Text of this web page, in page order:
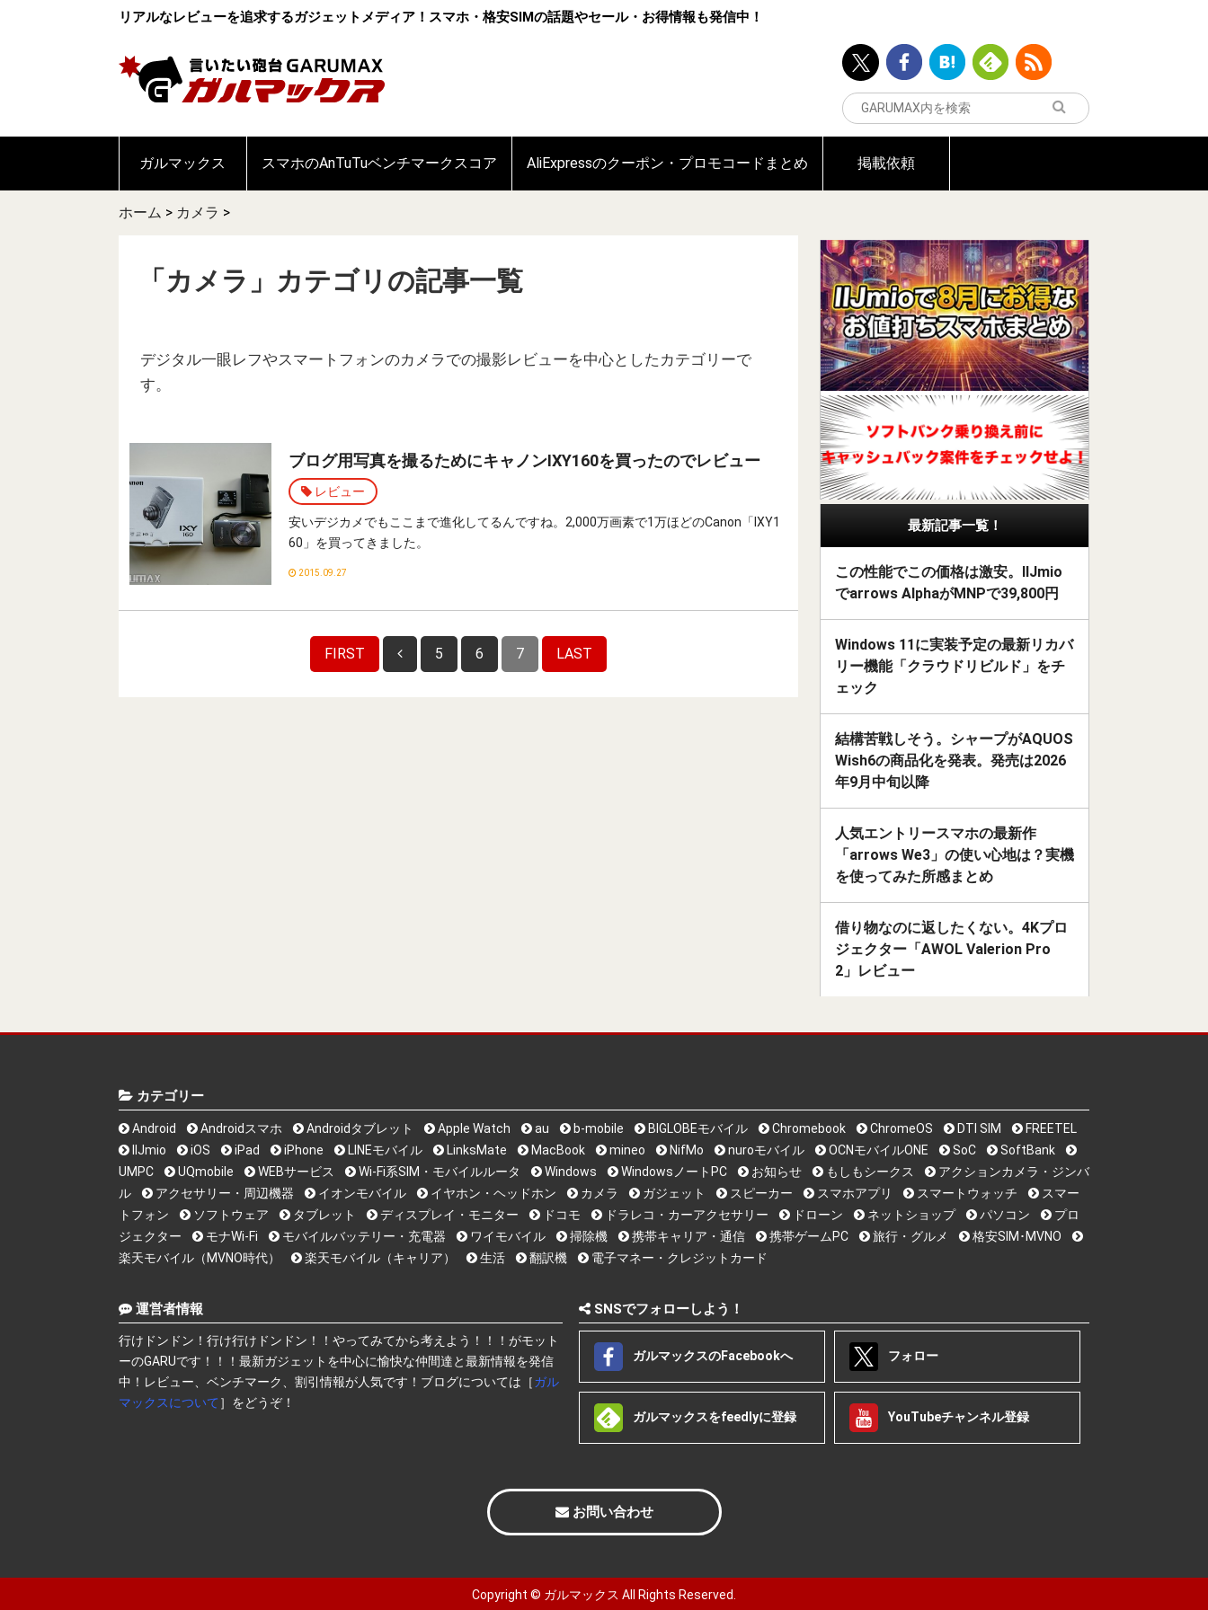
リアルなレビューを追求するガジェットメディア！スマホ・格安SIMの話題やセール・お得情報も発信中！
ガルマックス スマホのAnTuTuベンチマークスコア AliExpressのクーポン・プロモコードまとめ 掲載依頼
ホーム > カメラ >
「カメラ」カテゴリの記事一覧
デジタル一眼レフやスマートフォンのカメラでの撮影レビューを中心としたカテゴリーで
す。
ブログ用写真を撮るためにキャノンIXY160を買ったのでレビュー
レビュー
安いデジカメでもここまで進化してるんですね。2,000万画素で1万ほどのCanon「IXY1
60」を買ってきました。
2015.09.27
FIRST 5 6 7 LAST
最新記事一覧！
この性能でこの価格は激安。IIJmio
でarrows AlphaがMNPで39,800円
Windows 11に実装予定の最新リカバ
リー機能「クラウドリビルド」をチ
ェック
結構苦戦しそう。シャープがAQUOS
Wish6の商品化を発表。発売は2026
年9月中旬以降
人気エントリースマホの最新作
「arrows We3」の使い心地は？実機
を使ってみた所感まとめ
借り物なのに返したくない。4Kプロ
ジェクター「AWOL Valerion Pro
2」レビュー
カテゴリー
Android Androidスマホ Androidタブレット Apple Watch au b-mobile BIGLOBEモバイル Chromebook ChromeOS DTI SIM
FREETEL
IIJmio
iOS iPad iPhone LINEモバイル LinksMate MacBook mineo NifMo nuroモバイル OCNモバイルONE SoC
SoftBank
UMPC
UQmobile WEBサービス Wi-Fi系SIM・モバイルルータ Windows WindowsノートPC お知らせ もしもシークス
アクションカメラ・ジンバ
ル
アクセサリー・周辺機器 イオンモバイル イヤホン・ヘッドホン カメラ ガジェット スピーカー スマホアプリ スマートウォッチ
スマー
トフォン
ソフトウェア タブレット ディスプレイ・モニター ドコモ ドラレコ・カーアクセサリー ドローン ネットショップ パソコン
プロ
ジェクター
モナWi-Fi モバイルバッテリー・充電器 ワイモバイル 掃除機 携帯キャリア・通信 携帯ゲームPC 旅行・グルメ
格安SIM･MVNO
楽天モバイル（MVNO時代）
楽天モバイル（キャリア） 生活 翻訳機 電子マネー・クレジットカード
運営者情報
行けドンドン！行け行けドンドン！！やってみてから考えよう！！！がモット
ーのGARUです！！！最新ガジェットを中心に愉快な仲間達と最新情報を発信
中！レビュー、ベンチマーク、割引情報が人気です！ブログについては［ガル
マックスについて］をどうぞ！
SNSでフォローしよう！
ガルマックスのFacebookへ フォロー
ガルマックスをfeedlyに登録 YouTubeチャンネル登録
お問い合わせ
Copyright © ガルマックス All Rights Reserved.